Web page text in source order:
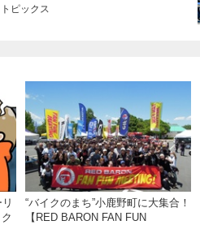
トピックス
“バイクのまち”小鹿野町に大集合！
【RED BARON FAN FUN